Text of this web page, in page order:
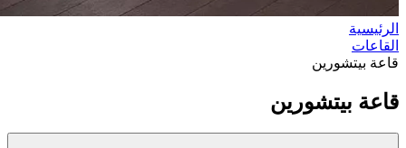
الرئيسية
القاعات
قاعة بيتشورين
قاعة بيتشورين